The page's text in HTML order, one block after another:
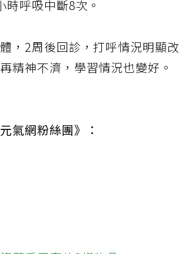
呼吸中斷8次。
，2周後回診，打呼情況明顯改
精神不濟，學習情況也變好。
氣網粉絲團》：